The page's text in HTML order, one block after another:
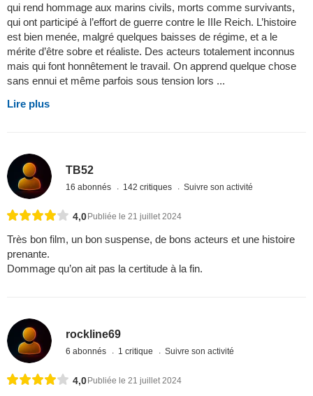
qui rend hommage aux marins civils, morts comme survivants,
qui ont participé à l’effort de guerre contre le IIIe Reich. L’histoire
est bien menée, malgré quelques baisses de régime, et a le
mérite d’être sobre et réaliste. Des acteurs totalement inconnus
mais qui font honnêtement le travail. On apprend quelque chose
sans ennui et même parfois sous tension lors ...
Lire plus
TB52
16 abonnés 142 critiques Suivre son activité
4,0Publiée le 21 juillet 2024
Très bon film, un bon suspense, de bons acteurs et une histoire
prenante.
Dommage qu’on ait pas la certitude à la fin.
rockline69
6 abonnés 1 critique Suivre son activité
4,0Publiée le 21 juillet 2024